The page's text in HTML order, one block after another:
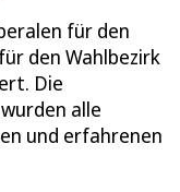
für den
den Wahlbezirk
Die
alle
und erfahrenen